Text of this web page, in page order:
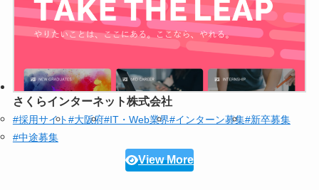
さくらインターネット株式会社
#採用サイト#大阪府#IT・Web業界#インターン募集#新卒募集
#中途募集
View More